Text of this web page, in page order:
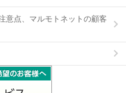
意点、マルモトネットの顧客